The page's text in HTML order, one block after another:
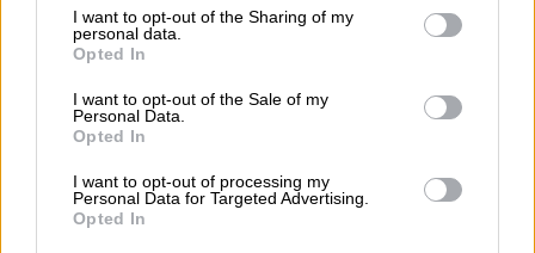
not limited to your visit or usage behaviour. You may click to
grant or deny consent to Google and its third-party tags to
use your data for below specified purposes in below Google
consent section.
I want to opt-out of the Sharing of my
personal data.
Opted In
I want to opt-out of the Sale of my
Personal Data.
Opted In
I want to opt-out of processing my
Personal Data for Targeted Advertising.
Opted In